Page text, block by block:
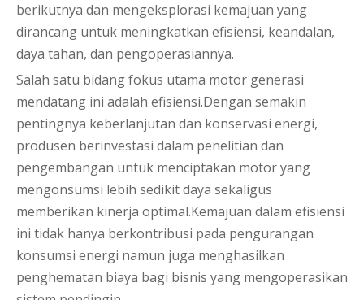
berikutnya dan mengeksplorasi kemajuan yang
dirancang untuk meningkatkan efisiensi, keandalan,
daya tahan, dan pengoperasiannya.
Salah satu bidang fokus utama motor generasi
mendatang ini adalah efisiensi.Dengan semakin
pentingnya keberlanjutan dan konservasi energi,
produsen berinvestasi dalam penelitian dan
pengembangan untuk menciptakan motor yang
mengonsumsi lebih sedikit daya sekaligus
memberikan kinerja optimal.Kemajuan dalam efisiensi
ini tidak hanya berkontribusi pada pengurangan
konsumsi energi namun juga menghasilkan
penghematan biaya bagi bisnis yang mengoperasikan